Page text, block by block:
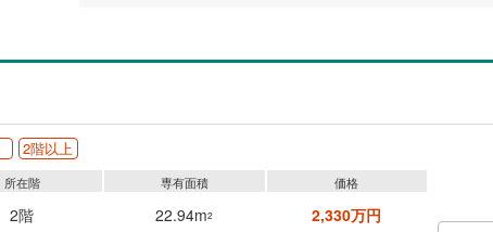
2階以上
価格
2,330万円
専有面積
22.94m2
所在階
2階